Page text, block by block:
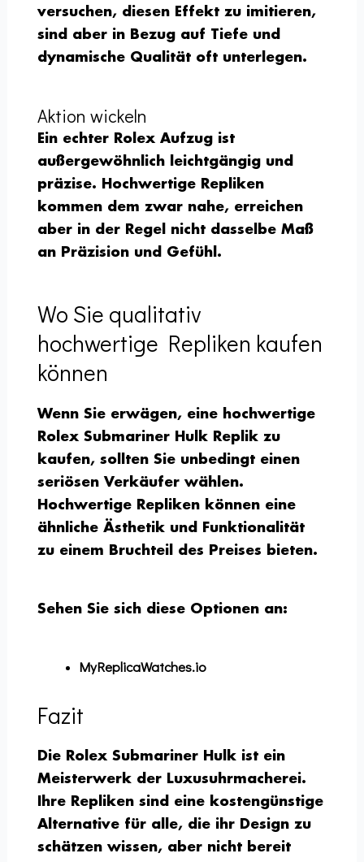
versuchen, diesen Effekt zu imitieren,
sind aber in Bezug auf Tiefe und
dynamische Qualität oft unterlegen.
Aktion wickeln
Ein echter Rolex Aufzug ist
außergewöhnlich leichtgängig und
präzise. Hochwertige Repliken
kommen dem zwar nahe, erreichen
aber in der Regel nicht dasselbe Maß
an Präzision und Gefühl.
Wo Sie qualitativ
hochwertige Repliken kaufen
können
Wenn Sie erwägen, eine hochwertige
Rolex Submariner Hulk Replik zu
kaufen, sollten Sie unbedingt einen
seriösen Verkäufer wählen.
Hochwertige Repliken können eine
ähnliche Ästhetik und Funktionalität
zu einem Bruchteil des Preises bieten.
Sehen Sie sich diese Optionen an:
MyReplicaWatches.io
Fazit
Die Rolex Submariner Hulk ist ein
Meisterwerk der Luxusuhrmacherei.
Ihre Repliken sind eine kostengünstige
Alternative für alle, die ihr Design zu
schätzen wissen, aber nicht bereit